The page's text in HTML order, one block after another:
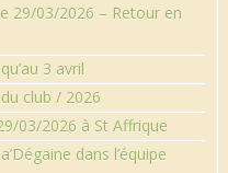
29/03/2026 – Retour en
3 avril
club / 2026
03/2026 à St Affrique
dans l’équipe